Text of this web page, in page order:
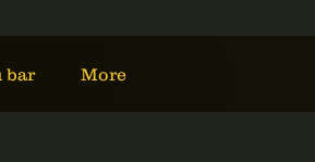
bar More